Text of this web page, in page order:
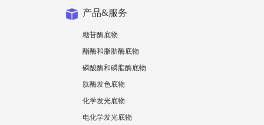
产品&服务
糖苷酶底物
酯酶和脂肪酶底物
磷酸酶和磷脂酶底物
肽酶发色底物
化学发光底物
电化学发光底物